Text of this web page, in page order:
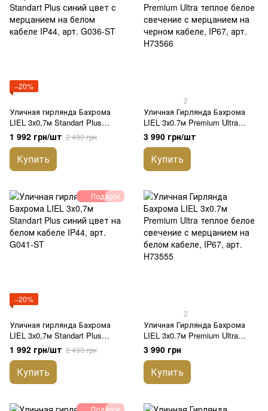
−20%
Уличная гирлянда Бахрома
LIEL 3х0,7м Standart Plus
синий цвет с мерцанием на
белом кабеле IP44, арт. G036-
ST
1 992 грн/шт 2 490 грн
Купить
2
Уличная Гирлянда Бахрома
LIEL 3х0.7м Premium Ultra
теплое белое свечение с
мерцанием на черном кабеле,
IP67, арт. H73566
3 990 грн/шт
Купить
Подарок
−20%
Уличная гирлянда Бахрома
LIEL 3х0,7м Standart Plus
синий цвет на белом кабеле
IP44, арт. G041-ST
1 992 грн/шт 2 490 грн
Купить
2
Уличная Гирлянда Бахрома
LIEL 3х0.7м Premium Ultra
теплое белое свечение с
мерцанием на белом кабеле,
IP67, арт. H73555
3 990 грн
Купить
Подарок